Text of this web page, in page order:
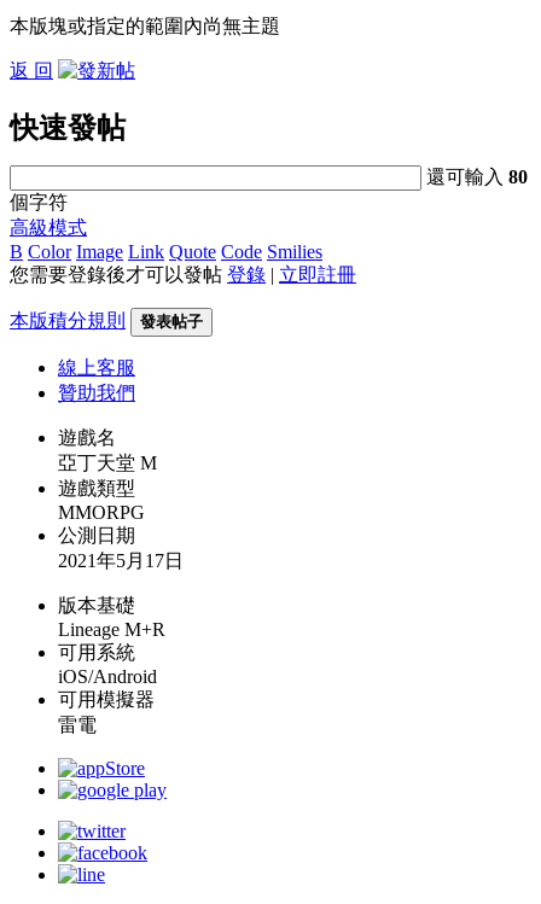
本版塊或指定的範圍內尚無主題
返 回
快速發帖
還可輸入80
個字符
高級模式
B Color Image Link Quote Code Smilies
您需要登錄後才可以發帖 登錄 | 立即註冊
本版積分規則 發表帖子
線上客服
贊助我們
遊戲名
亞丁天堂 M
遊戲類型
MMORPG
公測日期
2021年5月17日
版本基礎
Lineage M+R
可用系統
iOS/Android
可用模擬器
雷電